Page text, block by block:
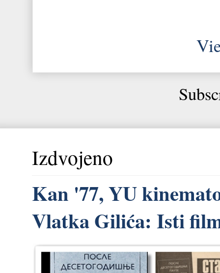
Izdvojeno
Kan '77, YU
Vlatka Gilića: Isti